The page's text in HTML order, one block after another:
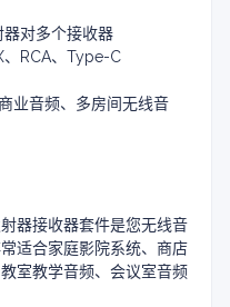
器对多个接收器
RCA、Type-C
业音频、多房间无线音
器接收器套件是您无线音
适合家庭影院系统、商店
室教学音频、会议室音频